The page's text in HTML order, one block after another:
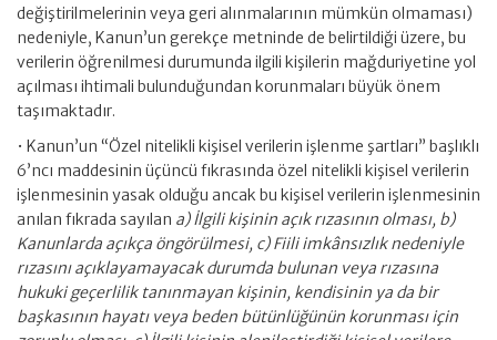
değiştirilmelerinin veya geri alınmalarının mümkün olmaması)
nedeniyle, Kanun’un gerekçe metninde de belirtildiği üzere, bu
verilerin öğrenilmesi durumunda ilgili kişilerin mağduriyetine yol
açılması ihtimali bulunduğundan korunmaları büyük önem
taşımaktadır.
• Kanun’un “Özel nitelikli kişisel verilerin işlenme şartları” başlıklı
6’ncı maddesinin üçüncü fıkrasında özel nitelikli kişisel verilerin
işlenmesinin yasak olduğu ancak bu kişisel verilerin işlenmesinin
anılan fıkrada sayılan a) İlgili kişinin açık rızasının olması, b)
Kanunlarda açıkça öngörülmesi, c) Fiili imkânsızlık nedeniyle
rızasını açıklayamayacak durumda bulunan veya rızasına
hukuki geçerlilik tanınmayan kişinin, kendisinin ya da bir
başkasının hayatı veya beden bütünlüğünün korunması için